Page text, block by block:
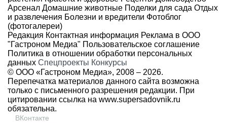
Арсенал Домашние животные Поделки для сада Отдых
и развлечения Болезни и вредители Фотоблог
(фотогалереи)
Редакция Контактная информация Реклама в ООО
"Гастроном Медиа" Пользовательское соглашение
Политика в отношении обработки персональных
данных Спецпроекты Конкурсы
© ООО «Гастроном Медиа», 2008 – 2026.
Перепечатка материалов данного сайта возможна
только с письменного разрешения редакции. При
цитировании ссылка на www.supersadovnik.ru
обязательна.
ВКонтакте